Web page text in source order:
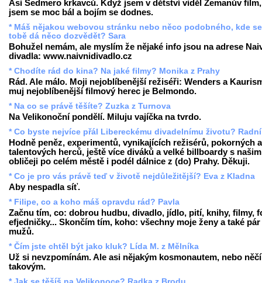
Asi Sedmero krkavců. Když jsem v dětství viděl Zemanův
jsem se moc bál a bojím se dodnes.
* Máš nějakou webovou stránku nebo něco podobného, kde
tobě dá něco dozvědět? Sara
Bohužel nemám, ale myslím že nějaké info jsou na adrese
divadla: www.naivnidivadlo.cz
* Chodíte rád do kina? Na jaké filmy? Monika z Prahy
Rád. Ale málo. Moji nejoblíbenější režiséři: Wenders a
muj nejoblíbenější filmový herec je Belmondo.
* Na co se právě těšíte? Zuzka z Turnova
Na Velikonoční pondělí. Miluju vajíčka na tvrdo.
* Co byste nejvíce přál Libereckému divadelnímu životu? Radní
Hodně peněz, experimentů, vynikajících režisérů, pokorných a
talentových herců, ještě více diváků a velké billboardy s
obličeji po celém městě i podél dálnice z (do) Prahy. Děkuji.
* Co je pro vás právě teď v životě nejdůležitější? Eva z Kladna
Aby nespadla síť.
* Filipe, co a koho máš opravdu rád? Pavla
Začnu tím, co: dobrou hudbu, divadlo, jídlo, pití, knihy, filmy,
efjedničky... Skončím tím, koho: všechny moje ženy a také pár
mužů.
* Čím jste chtěl být jako kluk? Lída M. z Mělníka
Už si nevzpomínám. Ale asi nějakým kosmonautem, nebo
takovým.